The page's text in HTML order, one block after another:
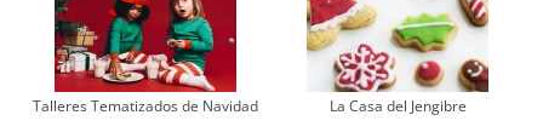
Talleres Tematizados de Navidad La Casa del Jengibre